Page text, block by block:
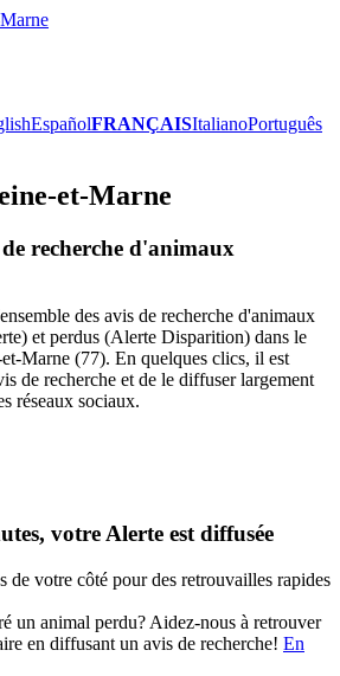
EspañolFRANÇAISItalianoPortuguês
et-Marne
recherche d'animaux
des avis de recherche d'animaux
et perdus (Alerte Disparition) dans le
Marne (77). En quelques clics, il est
de recherche et de le diffuser largement
réseaux sociaux.
votre Alerte est diffusée
de votre côté pour des retrouvailles rapides
un animal perdu? Aidez-nous à retrouver
en diffusant un avis de recherche! En